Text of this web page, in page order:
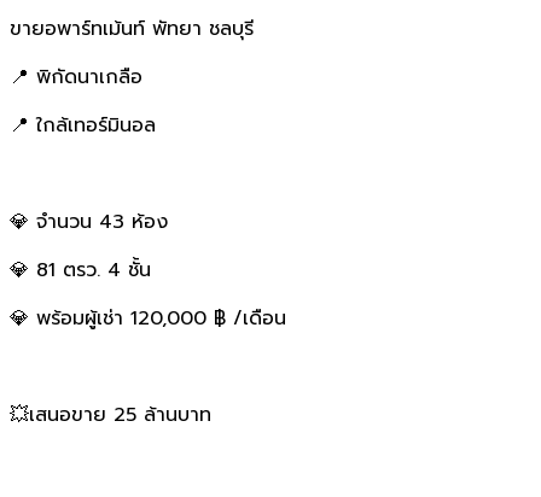
ขายอพาร์ทเม้นท์ พัทยา ชลบุรี
📍 พิกัดนาเกลือ
📍 ใกล้เทอร์มินอล
💎 จำนวน 43 ห้อง
💎 81 ตรว. 4 ชั้น
💎 พร้อมผู้เช่า 120,000 ฿ /เดือน
💥เสนอขาย 25 ล้านบาท